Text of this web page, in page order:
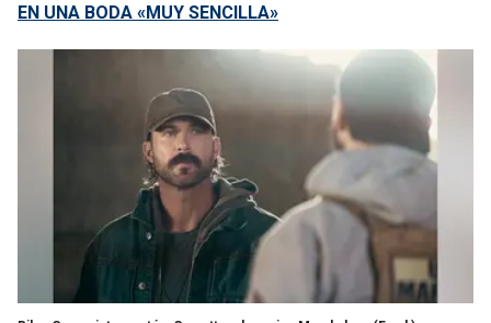
EN UNA BODA «MUY SENCILLA»